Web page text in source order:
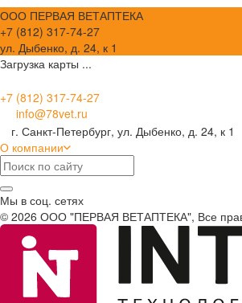
ООО ПЕРВАЯ ВЕТАПТЕКА
+7 (812) 317-74-27
ул. Дыбенко, д. 24, к 1
Загрузка карты ...
+7 (812) 317-74-27
info@78vet.ru
г. Санкт-Петербург, ул. Дыбенко, д. 24, к 1
О компании
Мы в соц. сетях
© 2026 ООО "ПЕРВАЯ ВЕТАПТЕКА", Все